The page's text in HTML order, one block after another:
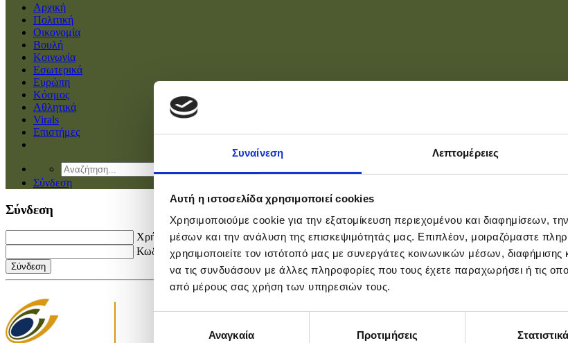
Συναίνεση Λεπτομέρειες
Αυτή η ιστοσελίδα χρησιμοποιεί cookies
Χρησιμοποιούμε cookie για την εξατομίκευση περιεχομένου και διαφημίσεων,
μέσων και την ανάλυση της επισκεψιμότητάς μας. Επιπλέον, μοιραζόμαστε
χρησιμοποιείτε τον ιστότοπό μας με συνεργάτες κοινωνικών μέσων,
να τις συνδυάσουν με άλλες πληροφορίες που τους έχετε παραχωρήσει ή τις
από μέρους σας χρήση των υπηρεσιών τους.
συγκατάθεσηςΑναγκαία Προτιμήσεις Στατιστικά
Αρχική
Πολιτική
Οικονομία
Βουλή
Κοινωνία
Εσωτερικά
Ευρώπη
Κόσμος
Αθλητικά
Virals
Επιστήμες
Σύνδεση
Σύνδεση
Χρήστης
Κωδικός